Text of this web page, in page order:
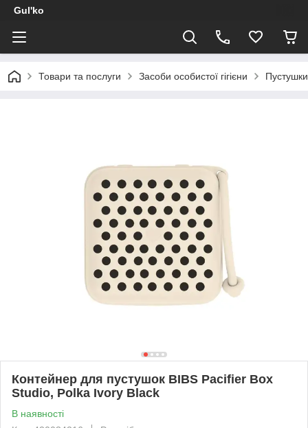
Gul'ko
Товари та послуги Засоби особистої гігієни Пустушки
Контейнер для пустушок BIBS Pacifier Box
Studio, Polka Ivory Black
В наявності